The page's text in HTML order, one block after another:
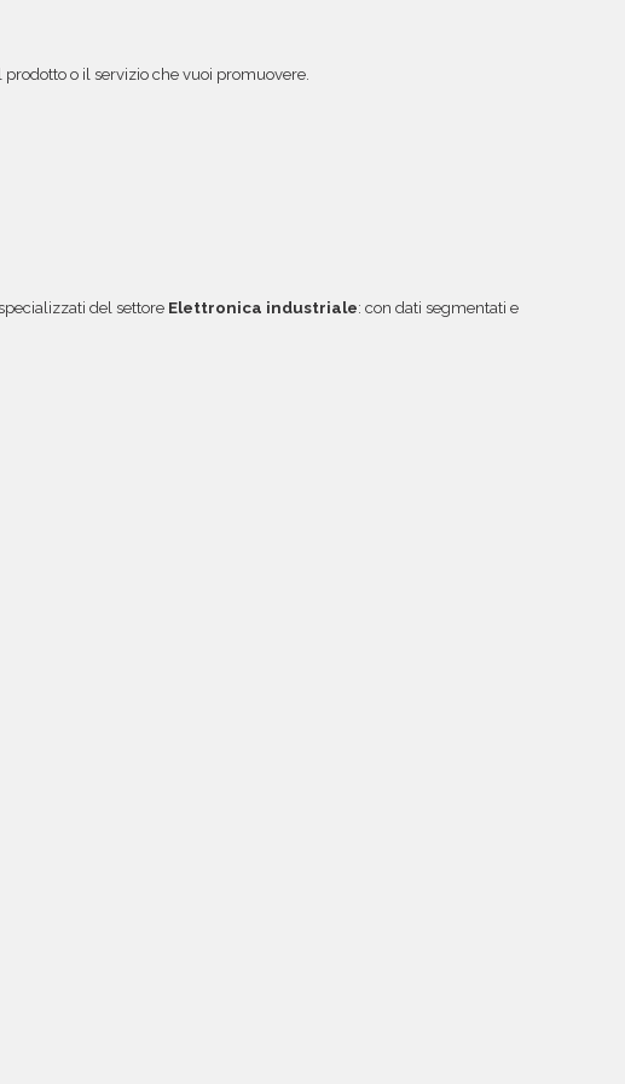
o il servizio che vuoi promuovere.
del settore Elettronica industriale: con dati segmentati e